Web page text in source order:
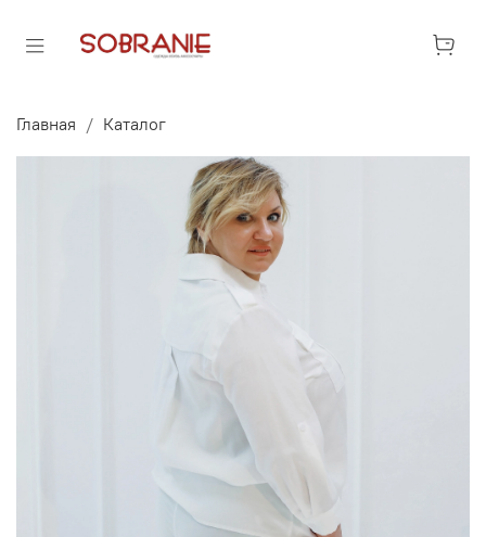
Главная Каталог